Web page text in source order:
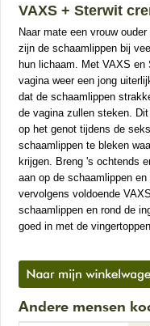
VAXS + Sterwit
Naar mate een vrouw
zijn de schaamlippen bij
hun lichaam. Met VAXS
vagina weer een jong
dat de schaamlippen
de vagina zullen steken.
op het genot tijdens de
schaamlippen te bleken
krijgen. Breng 's ochtends
aan op de schaamlippen
vervolgens voldoende
schaamlippen en rond de
goed in met de vingertoppen.
Andere mensen